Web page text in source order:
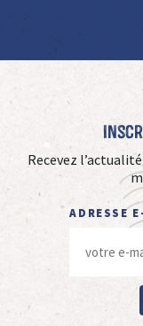
Recevez
ADRESSE